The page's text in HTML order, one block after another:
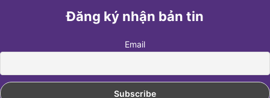
Đăng ký nhận bản tin
Email